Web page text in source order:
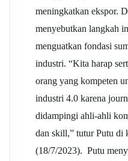
meningkatkan ekspor.
menyebutkan langkah
menguatkan fondasi
industri. “Kita harap
orang yang kompeten
industri 4.0 karena
didampingi ahli-ahli
dan skill,” tutur Putu di
(18/7/2023). Putu